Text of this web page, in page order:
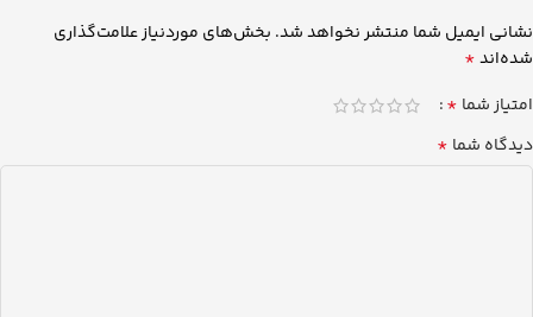
نشانی ایمیل شما منتشر نخواهد شد. بخش‌های موردنیاز علامت‌گذاری
شده‌اند*
امتیاز شما *
دیدگاه شما *